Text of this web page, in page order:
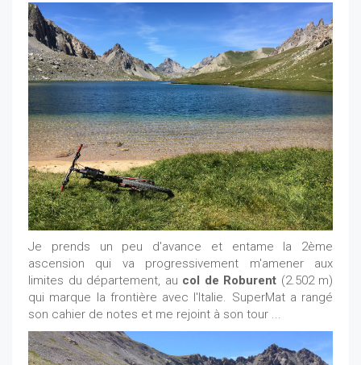
Je prends un peu d'avance et entame la 2ème
ascension qui va progressivement m'amener aux
limites du département, au col de Roburent (2.502 m)
qui marque la frontière avec l'Italie. SuperMat a rangé
son cahier de notes et me rejoint à son tour ...